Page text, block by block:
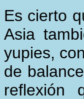
Es cierto
Asia
yupies,
de